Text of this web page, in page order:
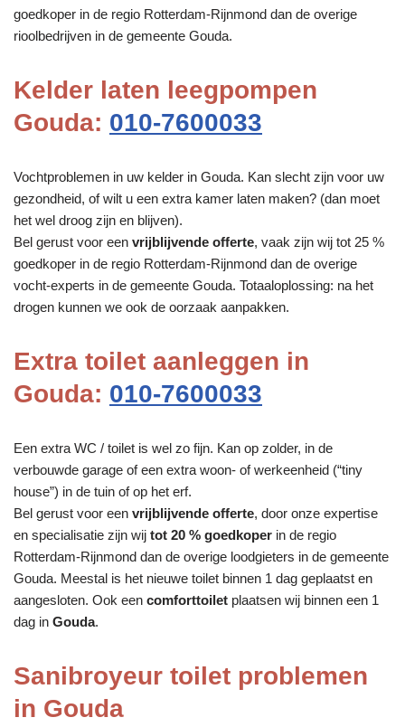
goedkoper in de regio Rotterdam-Rijnmond dan de overige
rioolbedrijven in de gemeente Gouda.
Kelder laten leegpompen
Gouda: 010-7600033
Vochtproblemen in uw kelder in Gouda. Kan slecht zijn voor uw
gezondheid, of wilt u een extra kamer laten maken? (dan moet
het wel droog zijn en blijven).
Bel gerust voor een vrijblijvende offerte, vaak zijn wij tot 25 %
goedkoper in de regio Rotterdam-Rijnmond dan de overige
vocht-experts in de gemeente Gouda. Totaaloplossing: na het
drogen kunnen we ook de oorzaak aanpakken.
Extra toilet aanleggen in
Gouda: 010-7600033
Een extra WC / toilet is wel zo fijn. Kan op zolder, in de
verbouwde garage of een extra woon- of werkeenheid (“tiny
house”) in de tuin of op het erf.
Bel gerust voor een vrijblijvende offerte, door onze expertise
en specialisatie zijn wij tot 20 % goedkoper in de regio
Rotterdam-Rijnmond dan de overige loodgieters in de gemeente
Gouda. Meestal is het nieuwe toilet binnen 1 dag geplaatst en
aangesloten. Ook een comforttoilet plaatsen wij binnen een 1
dag in Gouda.
Sanibroyeur toilet problemen
in Gouda